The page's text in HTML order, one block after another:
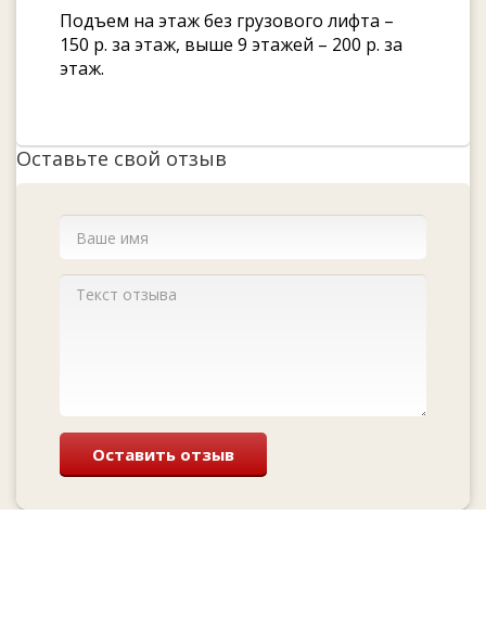
Подъем на этаж без грузового лифта –
150 р. за этаж, выше 9 этажей – 200 р. за
этаж.
Оставьте свой отзыв
Оставить отзыв